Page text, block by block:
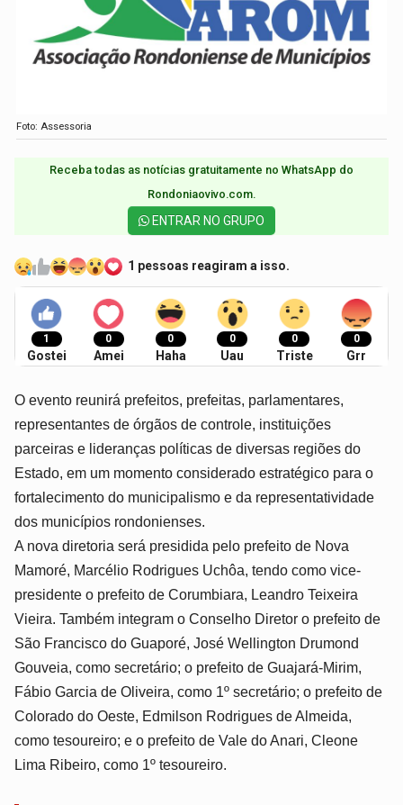
Foto: Assessoria
Receba todas as notícias gratuitamente no WhatsApp do
Rondoniaovivo.com.​
ENTRAR NO GRUPO
1 pessoas reagiram a isso.
1
Gostei
0
Amei
0
Haha
0
Uau
0
Triste
0
Grr
O evento reunirá prefeitos, prefeitas, parlamentares,
representantes de órgãos de controle, instituições
parceiras e lideranças políticas de diversas regiões do
Estado, em um momento considerado estratégico para o
fortalecimento do municipalismo e da representatividade
dos municípios rondonienses.
A nova diretoria será presidida pelo prefeito de Nova
Mamoré, Marcélio Rodrigues Uchôa, tendo como vice-
presidente o prefeito de Corumbiara, Leandro Teixeira
Vieira. Também integram o Conselho Diretor o prefeito de
São Francisco do Guaporé, José Wellington Drumond
Gouveia, como secretário; o prefeito de Guajará-Mirim,
Fábio Garcia de Oliveira, como 1º secretário; o prefeito de
Colorado do Oeste, Edmilson Rodrigues de Almeida,
como tesoureiro; e o prefeito de Vale do Anari, Cleone
Lima Ribeiro, como 1º tesoureiro.